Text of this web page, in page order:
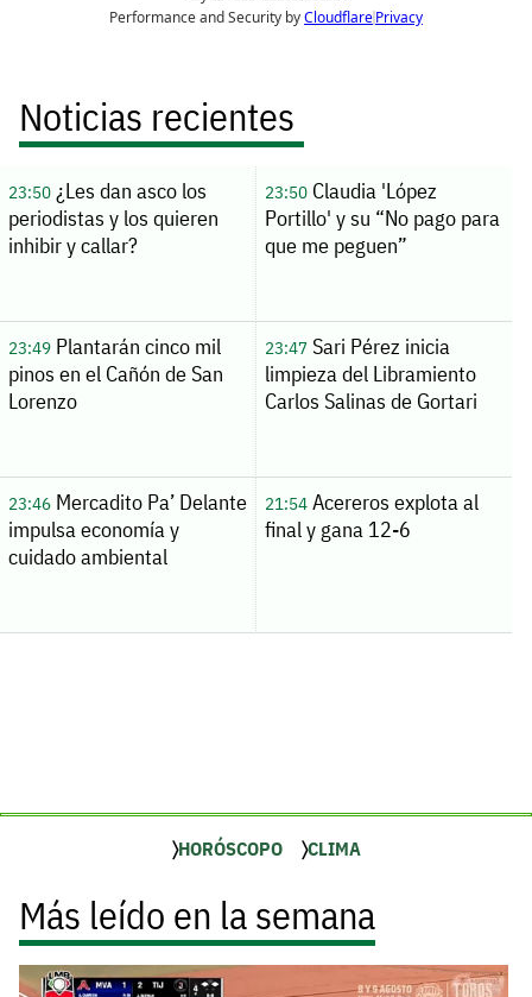
Noticias recientes
23:50¿Les dan asco los
periodistas y los quieren
inhibir y callar?
23:50Claudia 'López
Portillo' y su “No pago para
que me peguen”
23:49Plantarán cinco mil
pinos en el Cañón de San
Lorenzo
23:47Sari Pérez inicia
limpieza del Libramiento
Carlos Salinas de Gortari
23:46Mercadito Pa’ Delante
impulsa economía y
cuidado ambiental
21:54Acereros explota al
final y gana 12-6
HORÓSCOPO CLIMA
Más leído en la semana